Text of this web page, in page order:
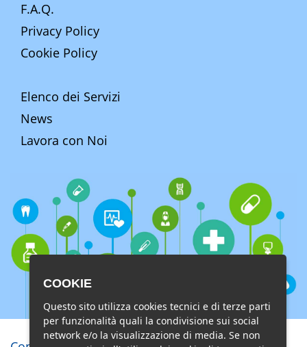
F.A.Q.
Privacy Policy
Cookie Policy
Elenco dei Servizi
News
Lavora con Noi
COOKIE
Questo sito utilizza cookies tecnici e di terze parti
per funzionalità quali la condivisione sui social
network e/o la visualizzazione di media. Se non